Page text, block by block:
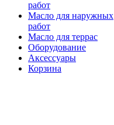
работ
Масло для наружных
работ
Масло для террас
Оборудование
Аксессуары
Корзина